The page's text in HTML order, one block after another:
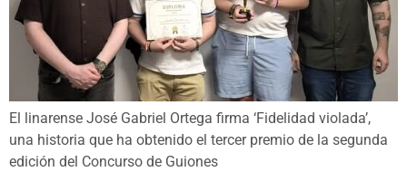
El linarense José Gabriel Ortega firma ‘Fidelidad violada’,
una historia que ha obtenido el tercer premio de la segunda
edición del Concurso de Guiones